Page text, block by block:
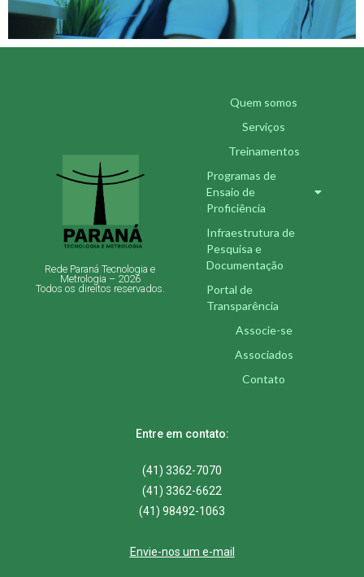
Rede Paraná Tecnologia e
Metrologia – 2026
Todos os direitos reservados.
Quem somos
Serviços
Treinamentos
Programas de
Ensaio de
Proficiência
Infraestrutura de
Pesquisa e
Documentação
Portal de
Transparência
Associe-se
Associados
Contato
Entre em contato:
(41) 3362-7070
(41) 3362-6622
(41) 98492-1063
Envie-nos um e-mail